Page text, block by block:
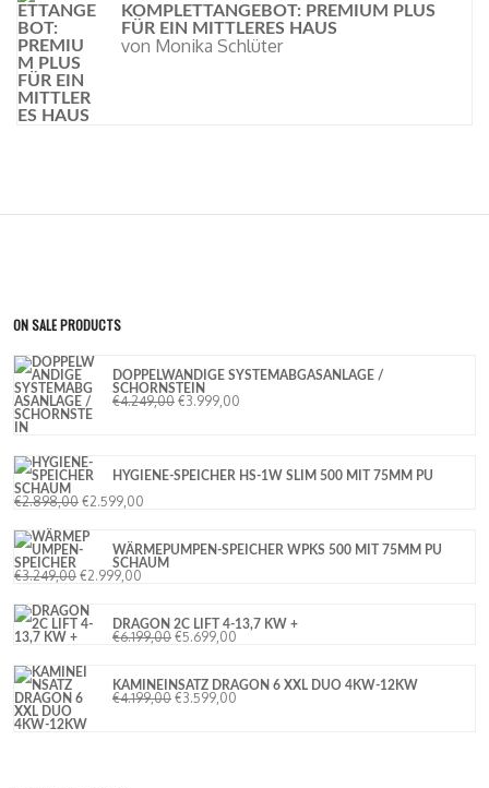
KOMPLETTANGEBOT: PREMIUM PLUS
FÜR EIN MITTLERES HAUS
von Monika Schlüter
ON SALE PRODUCTS
DOPPELWANDIGE SYSTEMABGASANLAGE /
SCHORNSTEIN
€4.249,00 €3.999,00
HYGIENE-SPEICHER HS-1W SLIM 500 MIT 75MM PU
SCHAUM
€2.898,00 €2.599,00
WÄRMEPUMPEN-SPEICHER WPKS 500 MIT 75MM PU
SCHAUM
€3.249,00 €2.999,00
DRAGON 2C LIFT 4-13,7 KW +
€6.199,00 €5.699,00
KAMINEINSATZ DRAGON 6 XXL DUO 4KW-12KW
€4.199,00 €3.599,00